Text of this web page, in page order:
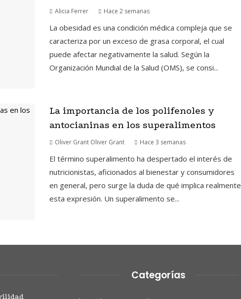
Alicia Ferrer Hace 2 semanas
La obesidad es una condición médica compleja que se
caracteriza por un exceso de grasa corporal, el cual
puede afectar negativamente la salud. Según la
Organización Mundial de la Salud (OMS), se consi...
La importancia de los polifenoles y
antocianinas en los superalimentos
Oliver Grant Oliver Grant Hace 3 semanas
El término superalimento ha despertado el interés de
nutricionistas, aficionados al bienestar y consumidores
en general, pero surge la duda de qué implica realmente
esta expresión. Un superalimento se...
Categorías